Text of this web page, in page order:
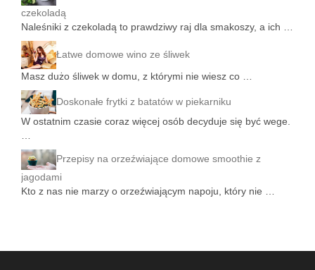
czekoladą
Naleśniki z czekoladą to prawdziwy raj dla smakoszy, a ich …
Łatwe domowe wino ze śliwek
Masz dużo śliwek w domu, z którymi nie wiesz co …
Doskonałe frytki z batatów w piekarniku
W ostatnim czasie coraz więcej osób decyduje się być wege.
Przepisy na orzeźwiające domowe smoothie z
jagodami
Kto z nas nie marzy o orzeźwiającym napoju, który nie …